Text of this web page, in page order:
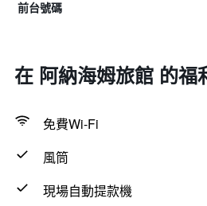
前台號碼
在 阿納海姆旅館 的福
免費Wi-Fi
風筒
現場自動提款機